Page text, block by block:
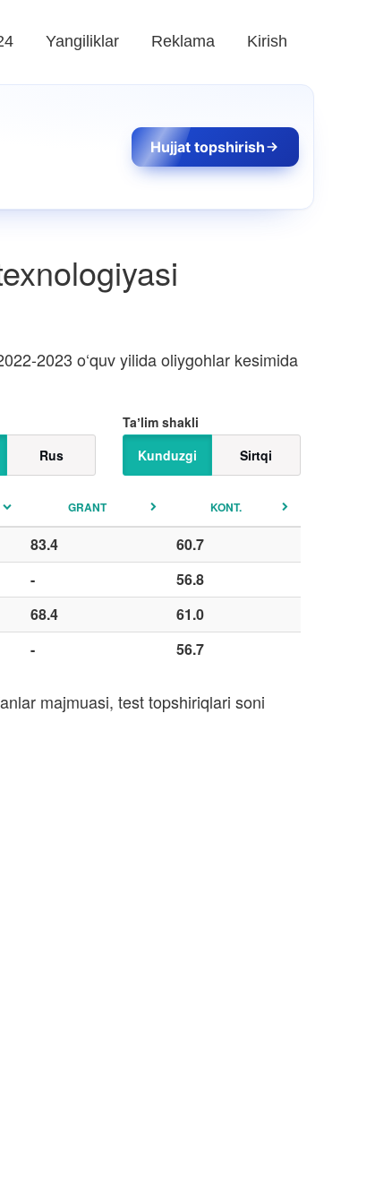
Yangiliklar Reklama Kirish
Hujjat topshirish
2023 o‘quv yilida oliygohlar kesimida
Taʼlim shakli
Kunduzgi
Sirtqi
Rus
GRANT KONT.
83.4
60.7
-
56.8
68.4
61.0
- 56.7
majmuasi, test topshiriqlari soni